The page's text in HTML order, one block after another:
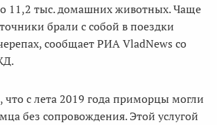
11,2 тыс. домашних животных. Чаще
брали с собой в поездки
сообщает РИА VladNews со
что с лета 2019 года приморцы могли
без сопровождения. Этой услугой